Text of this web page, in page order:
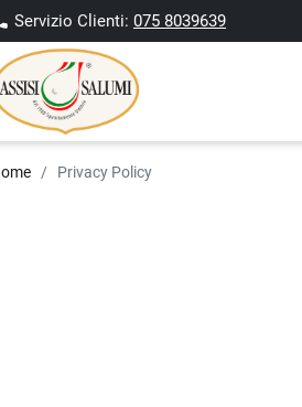
Servizio Clienti: 075 8039639
Privacy Policy